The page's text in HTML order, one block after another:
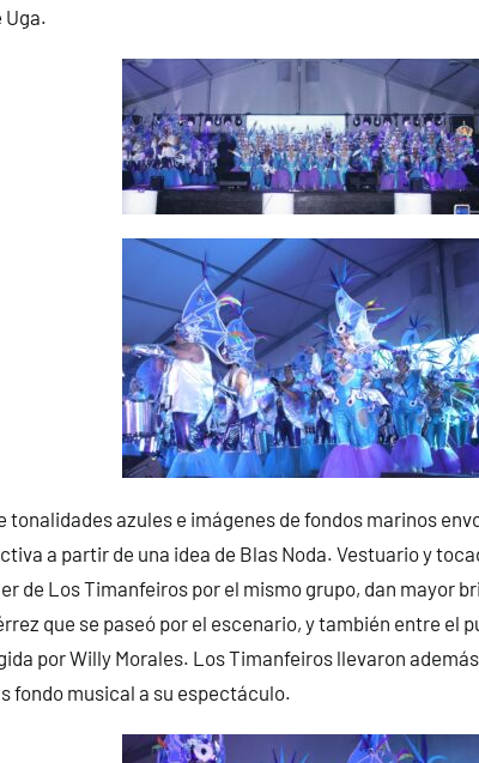
Uga.
tonalidades azules e imágenes de fondos marinos
a partir de una idea de Blas Noda. Vestuario y
de Los Timanfeiros por el mismo grupo, dan mayor
que se paseó por el escenario, y también entre el
por Willy Morales. Los Timanfeiros llevaron
fondo musical a su espectáculo.